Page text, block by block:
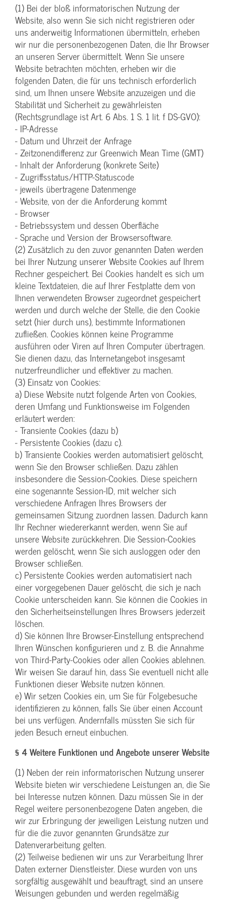
(1) Bei der bloß informatorischen Nutzung der
Website, also wenn Sie sich nicht registrieren oder
uns anderweitig Informationen übermitteln, erheben
wir nur die personenbezogenen Daten, die Ihr Browser
an unseren Server übermittelt. Wenn Sie unsere
Website betrachten möchten, erheben wir die
folgenden Daten, die für uns technisch erforderlich
sind, um Ihnen unsere Website anzuzeigen und die
Stabilität und Sicherheit zu gewährleisten
(Rechtsgrundlage ist Art. 6 Abs. 1 S. 1 lit. f DS-GVO):
- IP-Adresse
- Datum und Uhrzeit der Anfrage
- Zeitzonendifferenz zur Greenwich Mean Time (GMT)
- Inhalt der Anforderung (konkrete Seite)
- Zugriffsstatus/HTTP-Statuscode
- jeweils übertragene Datenmenge
- Website, von der die Anforderung kommt
- Browser
- Betriebssystem und dessen Oberfläche
- Sprache und Version der Browsersoftware.
(2) Zusätzlich zu den zuvor genannten Daten werden
bei Ihrer Nutzung unserer Website Cookies auf Ihrem
Rechner gespeichert. Bei Cookies handelt es sich um
kleine Textdateien, die auf Ihrer Festplatte dem von
Ihnen verwendeten Browser zugeordnet gespeichert
werden und durch welche der Stelle, die den Cookie
setzt (hier durch uns), bestimmte Informationen
zufließen. Cookies können keine Programme
ausführen oder Viren auf Ihren Computer übertragen.
Sie dienen dazu, das Internetangebot insgesamt
nutzerfreundlicher und effektiver zu machen.
(3) Einsatz von Cookies:
a) Diese Website nutzt folgende Arten von Cookies,
deren Umfang und Funktionsweise im Folgenden
erläutert werden:
- Transiente Cookies (dazu b)
- Persistente Cookies (dazu c).
b) Transiente Cookies werden automatisiert gelöscht,
wenn Sie den Browser schließen. Dazu zählen
insbesondere die Session-Cookies. Diese speichern
eine sogenannte Session-ID, mit welcher sich
verschiedene Anfragen Ihres Browsers der
gemeinsamen Sitzung zuordnen lassen. Dadurch kann
Ihr Rechner wiedererkannt werden, wenn Sie auf
unsere Website zurückkehren. Die Session-Cookies
werden gelöscht, wenn Sie sich ausloggen oder den
Browser schließen.
c) Persistente Cookies werden automatisiert nach
einer vorgegebenen Dauer gelöscht, die sich je nach
Cookie unterscheiden kann. Sie können die Cookies in
den Sicherheitseinstellungen Ihres Browsers jederzeit
löschen.
d) Sie können Ihre Browser-Einstellung entsprechend
Ihren Wünschen konfigurieren und z. B. die Annahme
von Third-Party-Cookies oder allen Cookies ablehnen.
Wir weisen Sie darauf hin, dass Sie eventuell nicht alle
Funktionen dieser Website nutzen können.
e) Wir setzen Cookies ein, um Sie für Folgebesuche
identifizieren zu können, falls Sie über einen Account
bei uns verfügen. Andernfalls müssten Sie sich für
jeden Besuch erneut einbuchen.
§ 4 Weitere Funktionen und Angebote unserer Website
(1) Neben der rein informatorischen Nutzung unserer
Website bieten wir verschiedene Leistungen an, die Sie
bei Interesse nutzen können. Dazu müssen Sie in der
Regel weitere personenbezogene Daten angeben, die
wir zur Erbringung der jeweiligen Leistung nutzen und
für die die zuvor genannten Grundsätze zur
Datenverarbeitung gelten.
(2) Teilweise bedienen wir uns zur Verarbeitung Ihrer
Daten externer Dienstleister. Diese wurden von uns
sorgfältig ausgewählt und beauftragt, sind an unsere
Weisungen gebunden und werden regelmäßig